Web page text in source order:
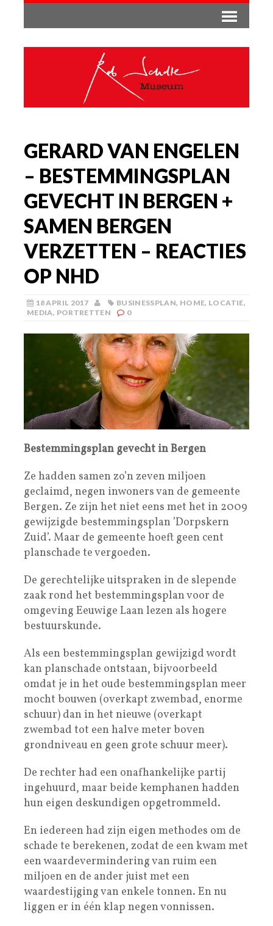
GERARD VAN ENGELEN
– BESTEMMINGSPLAN
GEVECHT IN BERGEN +
SAMEN BERGEN
VERZETTEN – REACTIES
OP NHD
18 APRIL 2017 BUSINESSPLAN, HOME, LOCATIE,
MEDIA, PORTRETTEN 0
Bestemmingsplan gevecht in Bergen
Ze hadden samen zo’n zeven miljoen
geclaimd, negen inwoners van de gemeente
Bergen. Ze zijn het niet eens met het in 2009
gewijzigde bestemmingsplan ’Dorpskern
Zuid’. Maar de gemeente hoeft geen cent
planschade te vergoeden.
De gerechtelijke uitspraken in de slepende
zaak rond het bestemmingsplan voor de
omgeving Eeuwige Laan lezen als hogere
bestuurskunde.
Als een bestemmingsplan gewijzigd wordt
kan planschade ontstaan, bijvoorbeeld
omdat je in het oude bestemmingsplan meer
mocht bouwen (overkapt zwembad, enorme
schuur) dan in het nieuwe (overkapt
zwembad tot een halve meter boven
grondniveau en geen grote schuur meer).
De rechter had een onafhankelijke partij
ingehuurd, maar beide kemphanen hadden
hun eigen deskundigen opgetrommeld.
En iedereen had zijn eigen methodes om de
schade te berekenen, zodat de een kwam met
een waardevermindering van ruim een
miljoen en de ander juist met een
waardestijging van enkele tonnen. En nu
liggen er in één klap negen vonnissen.